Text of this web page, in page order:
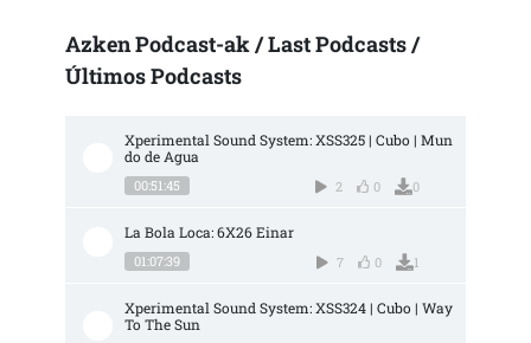
CONSISTEN LAS ELECCIONES SINDICALES? SARRERAN
Azken Podcast-ak / Last Podcasts /
Últimos Podcasts
Xperimental Sound System: XSS325 | Cubo | Mun
do de Agua
00:51:45 2 0 0
La Bola Loca: 6X26 Einar
01:07:39 7 0 1
Xperimental Sound System: XSS324 | Cubo | Way
To The Sun